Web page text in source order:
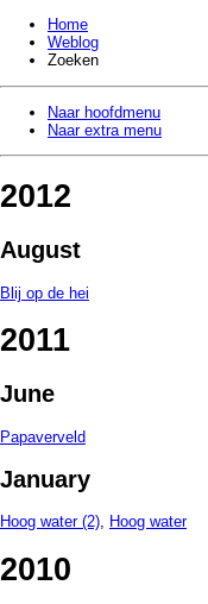
Home
Weblog
Zoeken
Naar hoofdmenu
Naar extra menu
2012
August
Blij op de hei
2011
June
Papaverveld
January
Hoog water (2), Hoog water
2010